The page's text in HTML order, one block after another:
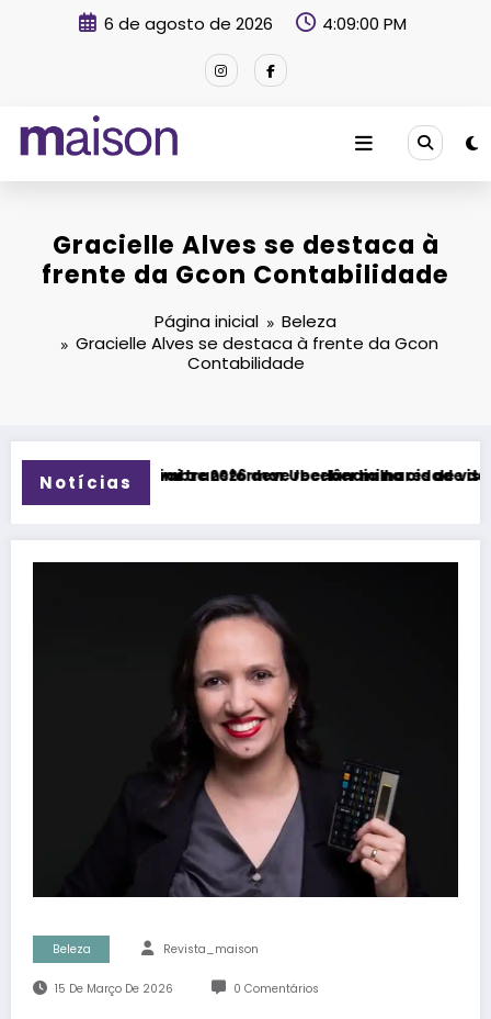
6 de agosto de 2026 4:09:01 PM
Revista Maison
Gracielle Alves se destaca à
frente da Gcon Contabilidade
Página inicial
Beleza
Gracielle Alves se destaca à frente da Gcon
Contabilidade
Notícias
Uberlândia na cidade da música
deve receber milhares de visitantes e impulsionar
Fitness Brasil
Beleza Revista_maison
15 De Março De 2026 0 Comentários